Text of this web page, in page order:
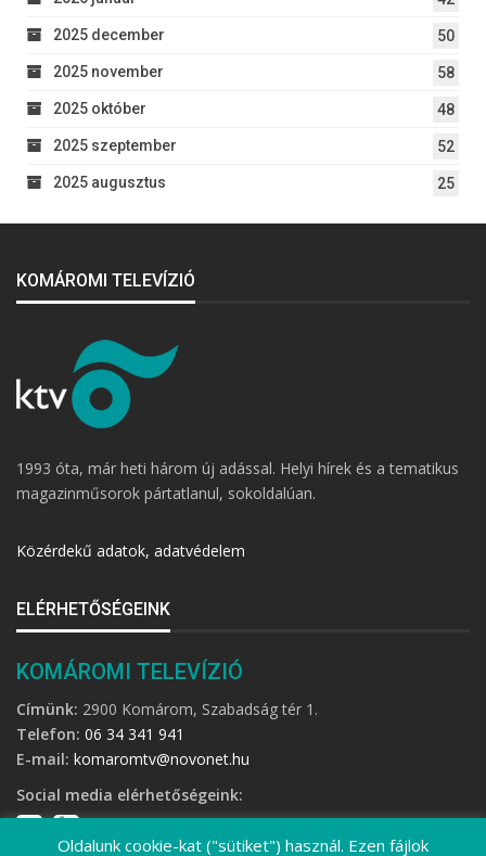
2025 december 50
2025 november 58
2025 október 48
2025 szeptember 52
2025 augusztus 25
KOMÁROMI TELEVÍZIÓ
1993 óta, már heti három új adással. Helyi hírek és a tematikus
magazinműsorok pártatlanul, sokoldalúan.
Közérdekű adatok, adatvédelem
ELÉRHETŐSÉGEINK
KOMÁROMI TELEVÍZIÓ
Címünk: 2900 Komárom, Szabadság tér 1.
Telefon: 06 34 341 941
E-mail: komaromtv@novonet.hu
Social media elérhetőségeink:
Oldalunk cookie-kat ("sütiket") használ. Ezen fájlok